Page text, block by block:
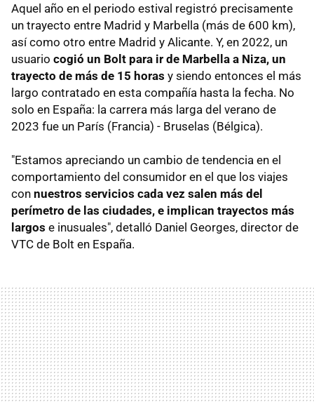
Aquel año en el periodo estival registró precisamente
un trayecto entre Madrid y Marbella (más de 600 km),
así como otro entre Madrid y Alicante. Y, en 2022, un
usuario cogió un Bolt para ir de Marbella a Niza, un
trayecto de más de 15 horas y siendo entonces el más
largo contratado en esta compañía hasta la fecha. No
solo en España: la carrera más larga del verano de
2023 fue un París (Francia) - Bruselas (Bélgica).
"Estamos apreciando un cambio de tendencia en el
comportamiento del consumidor en el que los viajes
con nuestros servicios cada vez salen más del
perímetro de las ciudades, e implican trayectos más
largos e inusuales", detalló Daniel Georges, director de
VTC de Bolt en España.